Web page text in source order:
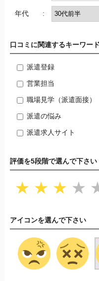
年代 :
口コミに関連するキーワー
派遣登録
営業担当
職場見学（派遣面接）
派遣の悩み
派遣求人サイト
評価を5段階で選んで下さい
★ ★ ★ ★
アイコンを選んで下さい